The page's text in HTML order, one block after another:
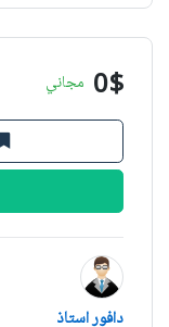
0$ مجاني
دافور استاذ